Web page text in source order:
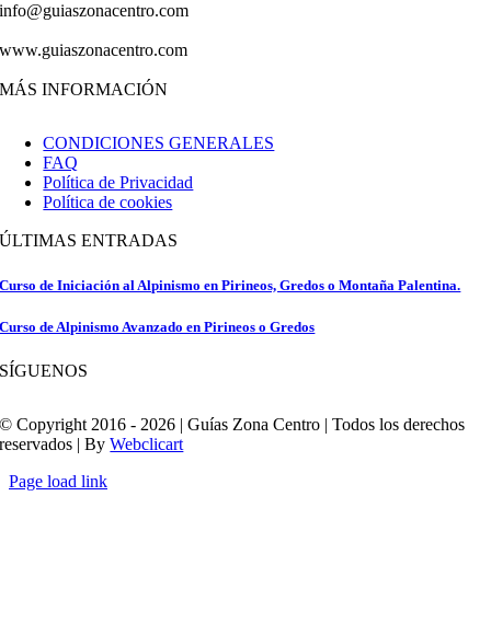
info@guiaszonacentro.com
www.guiaszonacentro.com
MÁS INFORMACIÓN
CONDICIONES GENERALES
FAQ
Política de Privacidad
Política de cookies
ÚLTIMAS ENTRADAS
Curso de Iniciación al Alpinismo en Pirineos, Gredos o Montaña Palentina.
Curso de Alpinismo Avanzado en Pirineos o Gredos
SÍGUENOS
© Copyright 2016 - 2026 | Guías Zona Centro | Todos los derechos
reservados | ByWebclicart
Page load link